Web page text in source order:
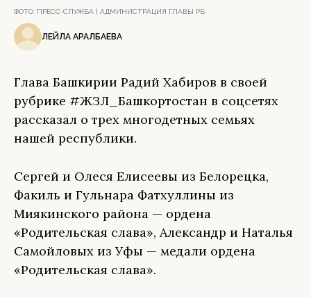
ФОТО: ПРЕСС-СЛУЖБА | АДМИНИСТРАЦИЯ ГЛАВЫ РБ
ЛЕЙЛА АРАЛБАЕВА
Глава Башкирии Радий Хабиров в своей
рубрике #ЖЗЛ_Башкортостан в соцсетях
рассказал о трех многодетных семьях
нашей республики.
Сергей и Олеся Елисеевы из Белорецка,
Факиль и Гульнара Фатхуллины из
Миякинского района — ордена
«Родительская слава», Александр и Наталья
Самойловых из Уфы — медали ордена
«Родительская слава».